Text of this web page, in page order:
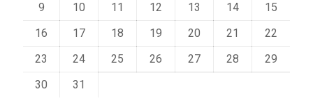
9
10 11 12 13 14
15
16
17 18 19 20 21
22
23
24 25 26 27 28
29
30
31